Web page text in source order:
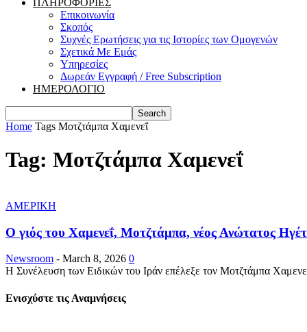
ΠΛΗΡΟΦΟΡΙΕΣ
Επικοινωνία
Σκοπός
Συχνές Ερωτήσεις για τις Ιστορίες των Ομογενών
Σχετικά Με Εμάς
Υπηρεσίες
Δωρεάν Εγγραφή / Free Subscription
ΗΜΕΡΟΛΟΓΙΟ
Home Tags Μοτζτάμπα Χαμενεΐ
Tag: Μοτζτάμπα Χαμενεΐ
ΑΜΕΡΙΚΗ
Ο γιός του Χαμενεΐ, Μοτζτάμπα, νέος Ανώτατος
Newsroom - March 8, 2026 0
Η Συνέλευση των Ειδικών του Ιράν επέλεξε τον Μοτζτάμπα
Ενισχύστε τις Αναμνήσεις